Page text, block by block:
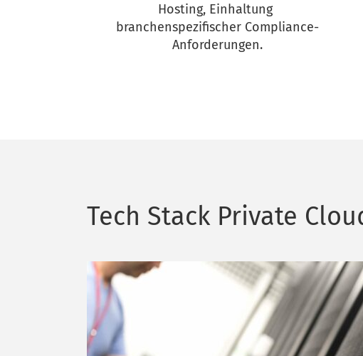
Hosting, Einhaltung
branchenspezifischer Compliance-
Anforderungen.
Tech Stack Private